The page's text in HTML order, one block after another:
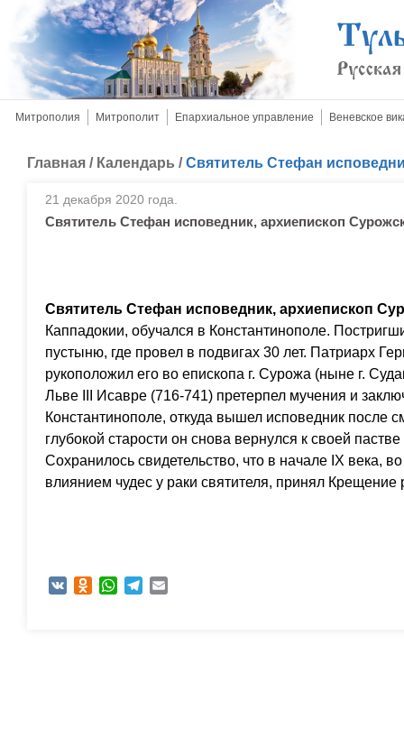
Митрополия Митрополит Епархиальное управление Веневское
Главная / Календарь /Святитель Стефан
21 декабря 2020 года.
Святитель Стефан исповедник, архиепископ
Святитель Стефан исповедник, архиепископ
Каппадокии, обучался в Константинополе.
пустыню, где провел в подвигах 30 лет. Патриарх
рукоположил его во епископа г. Сурожа (ныне г.
Льве III Исавре (716-741) претерпел мучения и
Константинополе, откуда вышел исповедник после
глубокой старости он снова вернулся к своей
Сохранилось свидетельство, что в начале IХ века,
влиянием чудес у раки святителя, принял Крещение
VK Odnoklassniki
WhatsAppTelegram